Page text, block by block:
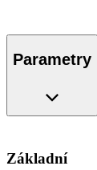
Parametry
Základní